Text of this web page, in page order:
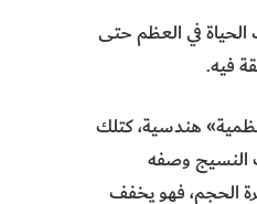
الحياة في العظم حتى
فيه.
هندسية، كتلك
النسيج وصفه
الحجم، فهو يخفف